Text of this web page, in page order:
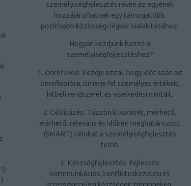
1)
)
személyiségfejlesztés révén az egyének
hozzájárulhatnak egy támogatóbb,
pozitívabb közösségi légkör kialakításához.
Hogyan kezdjünk hozzá a
személyiségfejlesztéshez?
1. Önreflexió: Kezdje azzal, hogy időt szán az
önreflexióra, ismerje fel személyes értékeit,
hitbeli rendszerét és viselkedési mintáit.
2. Célkitűzés: Tűzzön ki konkrét, mérhető,
elérhető, releváns és időben meghatározott
(SMART) célokat a személyiségfejlesztés
terén.
3. Készségfejlesztés: Fejlessze
kommunikációs, konfliktuskezelési és
stresszkezelési készségeit tréningeken,